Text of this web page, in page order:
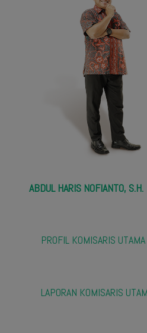
ABDUL HARIS NOFIANTO, S.H.
PROFIL KOMISARIS UTAMA
LAPORAN KOMISARIS